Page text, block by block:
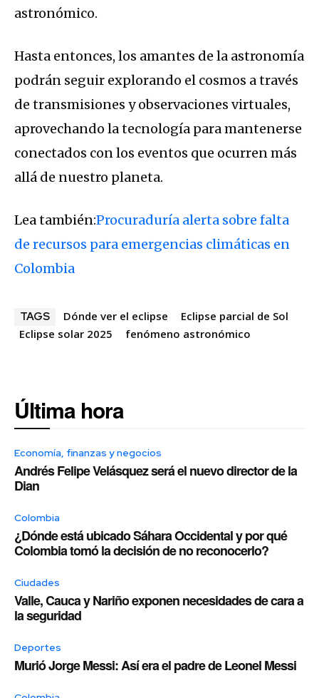
astronómico.
Hasta entonces, los amantes de la astronomía
podrán seguir explorando el cosmos a través
de transmisiones y observaciones virtuales,
aprovechando la tecnología para mantenerse
conectados con los eventos que ocurren más
allá de nuestro planeta.
Lea también:Procuraduría alerta sobre falta
de recursos para emergencias climáticas en
Colombia
TAGS Dónde ver el eclipse
Eclipse parcial de Sol
Eclipse solar 2025
fenómeno astronómico
Última hora
Economía, finanzas y negocios
Andrés Felipe Velásquez será el nuevo director de la
Dian
Colombia
¿Dónde está ubicado Sáhara Occidental y por qué
Colombia tomó la decisión de no reconocerlo?
Ciudades
Valle, Cauca y Nariño exponen necesidades de cara a
la seguridad
Deportes
Murió Jorge Messi: Así era el padre de Leonel Messi